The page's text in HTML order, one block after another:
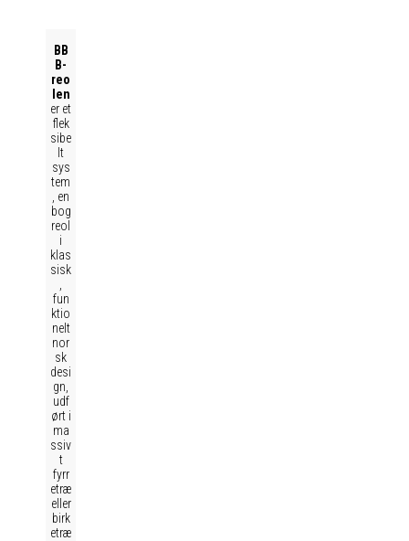
BB
B-
reo
len
er et
flek
sibe
lt
sys
tem
, en
bog
reol
i
klas
sisk
fun
ktio
nelt
nor
sk
desi
gn,
udf
ørt i
ma
ssiv
t
fyrr
etræ
eller
birk
etræ